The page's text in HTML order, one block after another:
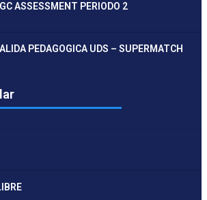
ASSESSMENT PERIODO 2
PEDAGOGICA UDS – SUPERMATCH